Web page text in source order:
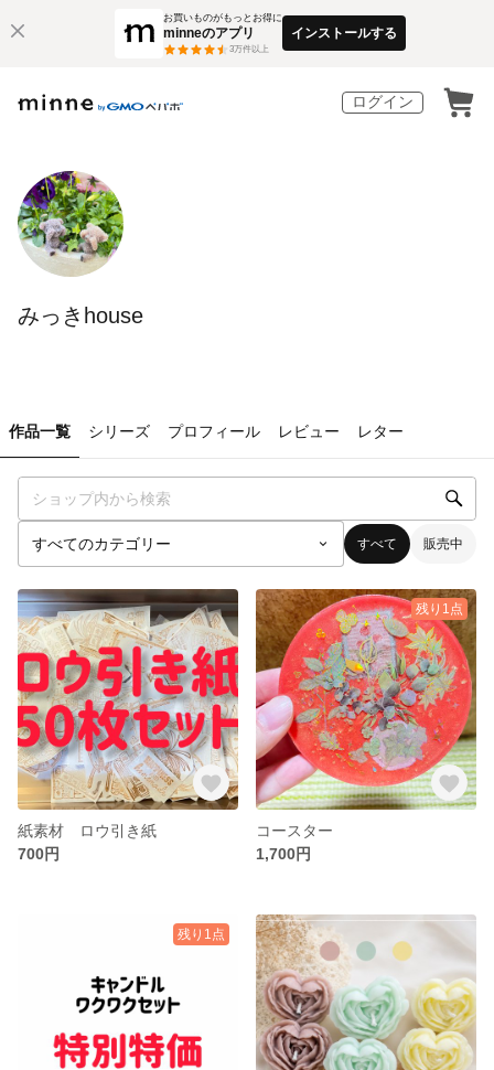
お買いものがもっとお得に
minneのアプリ
3万件以上
インストールする
ログイン
みっきhouse
作品一覧 シリーズ プロフィール レビュー レター
すべて 販売中
紙素材 ロウ引き紙
700円
残り1点
コースター
1,700円
残り1点